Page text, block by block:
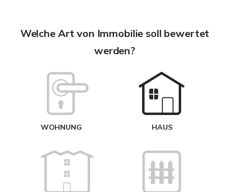
Welche Art von Immobilie soll bewertet
werden?
WOHNUNG HAUS